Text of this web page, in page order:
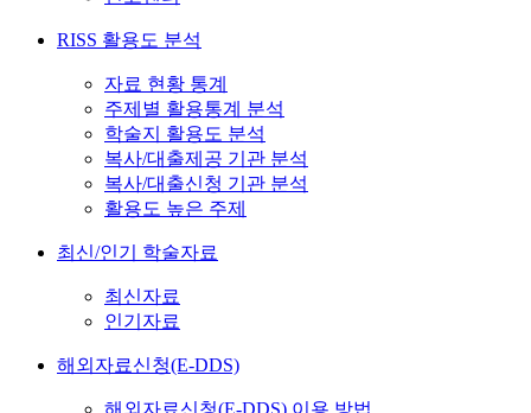
RISS 활용도 분석
자료 현황 통계
주제별 활용통계 분석
학술지 활용도 분석
복사/대출제공 기관 분석
복사/대출신청 기관 분석
활용도 높은 주제
최신/인기 학술자료
최신자료
인기자료
해외자료신청(E-DDS)
해외자료신청(E-DDS) 이용 방법